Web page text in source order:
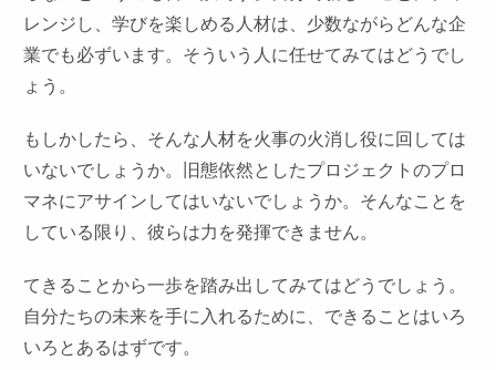
レンジし、学びを楽しめる人材は、少数ながらどんな企
業でも必ずいます。そういう人に任せてみてはどうでし
ょう。
もしかしたら、そんな人材を火事の火消し役に回しては
いないでしょうか。旧態依然としたプロジェクトのプロ
マネにアサインしてはいないでしょうか。そんなことを
している限り、彼らは力を発揮できません。
てきることから一歩を踏み出してみてはどうでしょう。
自分たちの未来を手に入れるために、できることはいろ
いろとあるはずです。